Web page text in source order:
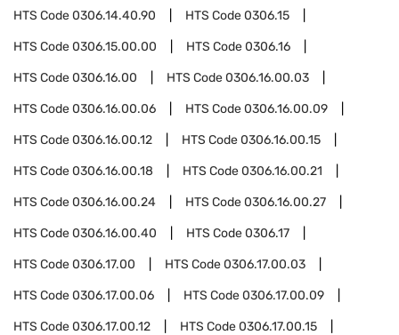
HTS Code0306.14.40.90 HTS Code0306.15
HTS Code0306.15.00.00 HTS Code0306.16
HTS Code0306.16.00 HTS Code0306.16.00.03
HTS Code0306.16.00.06 HTS Code0306.16.00.09
HTS Code0306.16.00.12 HTS Code0306.16.00.15
HTS Code0306.16.00.18 HTS Code0306.16.00.21
HTS Code0306.16.00.24 HTS Code0306.16.00.27
HTS Code0306.16.00.40 HTS Code0306.17
HTS Code0306.17.00 HTS Code0306.17.00.03
HTS Code0306.17.00.06 HTS Code0306.17.00.09
HTS Code0306.17.00.12 HTS Code0306.17.00.15